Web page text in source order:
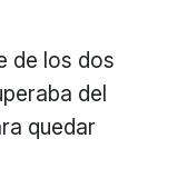
de los dos
del
quedar